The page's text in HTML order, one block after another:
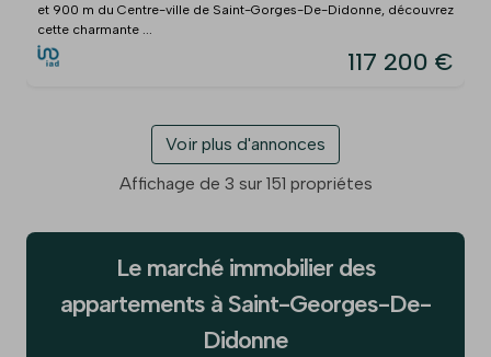
et 900 m du Centre-ville de Saint-Gorges-De-Didonne, découvrez
cette charmante ...
117 200 €
Voir plus d'annonces
Affichage de 3 sur 151 propriétes
Le marché immobilier des
appartements à Saint-Georges-De-
Didonne